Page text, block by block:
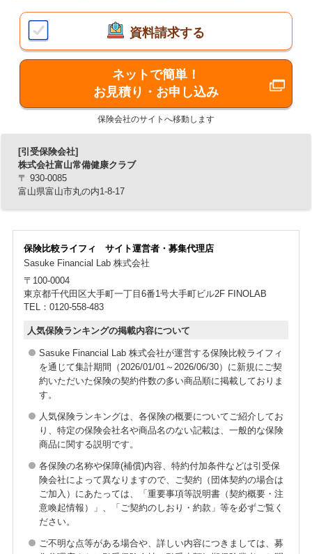
【特長1】健康に不安のある方あるいは過去に病
気をされたことのある方向けの死亡保険
4つの告知項目がすべて「いいえ」の場合にご加入できま
※ただし、告知事項がすべて「いいえ」の場合でも、現在の健康状態、ご
職業、過去の契約状況等により、お引受けできないことがあります。
【特長2】事前に告知を頂き加入審査
告知書だけの簡単な審査です。医師の診査は必要ありませ
ん。
満89歳
まで申し込みできます。保障は満99歳まで継続
できます。
(※1)保険開始日における満年齢
【特長4】万が一のときに、ご家族の負担を軽減
できる保障内容
万が一のとき、保険証券に記載された保険金が死亡保険金
受取人に支払われます。葬儀代やお墓の費用に使用するな
ど使い道は自由です。
【特長5】目的に応じて保険金は50万円から300万
円まで50万円単位で選べます。
新規申し込み時の保険金額は以下の通りです。
満20歳～満79歳：300万円まで
満80歳～満84歳：150万円まで
満85歳～満89歳：100万円まで
資料請求する
ネットで簡単！
お見積り・お申し込み
保険会社のサイトへ移動します
[引受保険会社]
株式会社富山常備健康クラブ
〒 930-0085
富山県富山市丸の内1-8-17
保険比較ライフィ サイト運営者・募集代理店
Sasuke Financial Lab 株式会社
〒100-0004
東京都千代田区大手町一丁目6番1号大手町ビル2F FINOLAB
TEL：0120-558-483
人気保険ランキングの掲載内容について
Sasuke Financial Lab 株式会社が運営する保険比較ライフィ
を通じて集計期間（2026/01/01～2026/06/30）に新規にご契
約いただいた保険の契約件数の多い商品順に掲載しておりま
す。
人気保険ランキングは、各保険の概要についてご紹介してお
り、特定の保険会社名や商品名のない記載は、一般的な保険
商品に関する説明です。
各保険の名称や保障(補償)内容、特約付加条件などは引受保
険会社によって異なりますので、ご契約（団体契約の場合は
ご加入）にあたっては、「重要事項等説明書（契約概要・注
意喚起情報）」、「ご契約のしおり・約款」等を必ずご覧く
ださい。
ご不明な点等がある場合や、詳しい内容につきましては、募